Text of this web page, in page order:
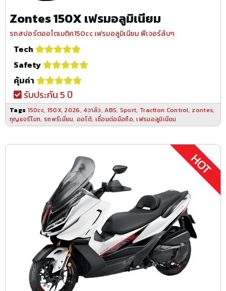
Zontes 150X เฟรมอลูมิเนียม
รถสปอร์ตออโตเมติค150cc เฟรมอลูมิเนียม ฟีเจอร์ล้นๆ
Tech
Safety
คุ้มค่า
รับประกัน 5 ปี
Tags 150cc, 150X, 2026,4วาล์ว,ABS, Sport, Traction Control, zontes,
กุญแจรีโมท,รถพรีเมี่ยม,ออโต้, เชื่อมต่อมือถือ,เฟรมอลูมิเนียม